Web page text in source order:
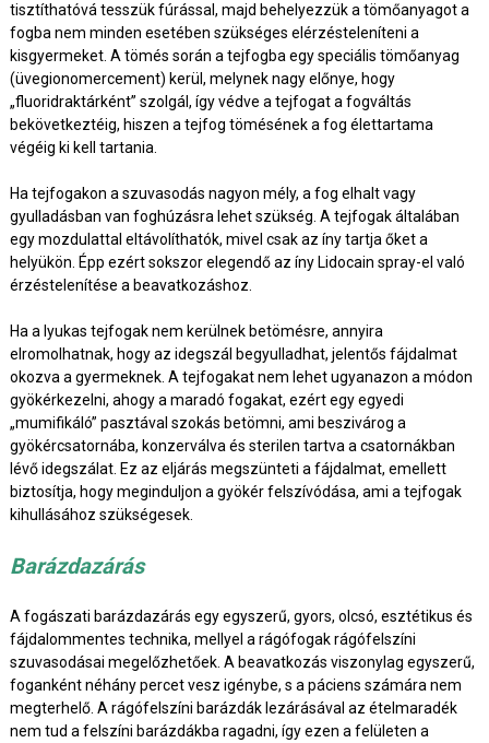
tisztíthatóvá tesszük fúrással, majd behelyezzük a tömőanyagot a
fogba nem minden esetében szükséges elérzésteleníteni a
kisgyermeket. A tömés során a tejfogba egy speciális tömőanyag
(üvegionomercement) kerül, melynek nagy előnye, hogy
„fluoridraktárként” szolgál, így védve a tejfogat a fogváltás
bekövetkeztéig, hiszen a tejfog tömésének a fog élettartama
végéig ki kell tartania.
Ha tejfogakon a szuvasodás nagyon mély, a fog elhalt vagy
gyulladásban van foghúzásra lehet szükség. A tejfogak általában
egy mozdulattal eltávolíthatók, mivel csak az íny tartja őket a
helyükön. Épp ezért sokszor elegendő az íny Lidocain spray-el való
érzéstelenítése a beavatkozáshoz.
Ha a lyukas tejfogak nem kerülnek betömésre, annyira
elromolhatnak, hogy az idegszál begyulladhat, jelentős fájdalmat
okozva a gyermeknek. A tejfogakat nem lehet ugyanazon a módon
gyökérkezelni, ahogy a maradó fogakat, ezért egy egyedi
„mumifikáló” pasztával szokás betömni, ami beszivárog a
gyökércsatornába, konzerválva és sterilen tartva a csatornákban
lévő idegszálat. Ez az eljárás megszünteti a fájdalmat, emellett
biztosítja, hogy meginduljon a gyökér felszívódása, ami a tejfogak
kihullásához szükségesek.
Barázdazárás
A fogászati barázdazárás egy egyszerű, gyors, olcsó, esztétikus és
fájdalommentes technika, mellyel a rágófogak rágófelszíni
szuvasodásai megelőzhetőek. A beavatkozás viszonylag egyszerű,
foganként néhány percet vesz igénybe, s a páciens számára nem
megterhelő. A rágófelszíni barázdák lezárásával az ételmaradék
nem tud a felszíni barázdákba ragadni, így ezen a felületen a